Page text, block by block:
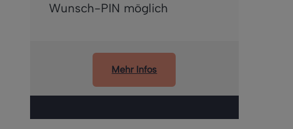
Wunsch-PIN möglich
Mehr Infos